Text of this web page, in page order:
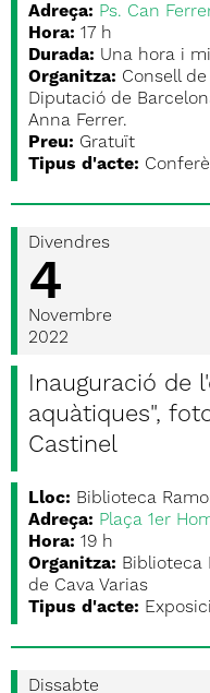
Adreça: Ps. Can Ferrer
Hora: 17 h
Durada: Una hora i
Organitza: Consell
Diputació de
Anna Ferrer.
Preu: Gratuït
Tipus d'acte:
Divendres
4
Novembre
2022
Inauguració de
aquàtiques",
Castinel
Lloc: Biblioteca
Adreça: Plaça 1er
Hora: 19 h
Organitza: Biblioteca
de Cava Varias
Tipus d'acte:
Dissabte